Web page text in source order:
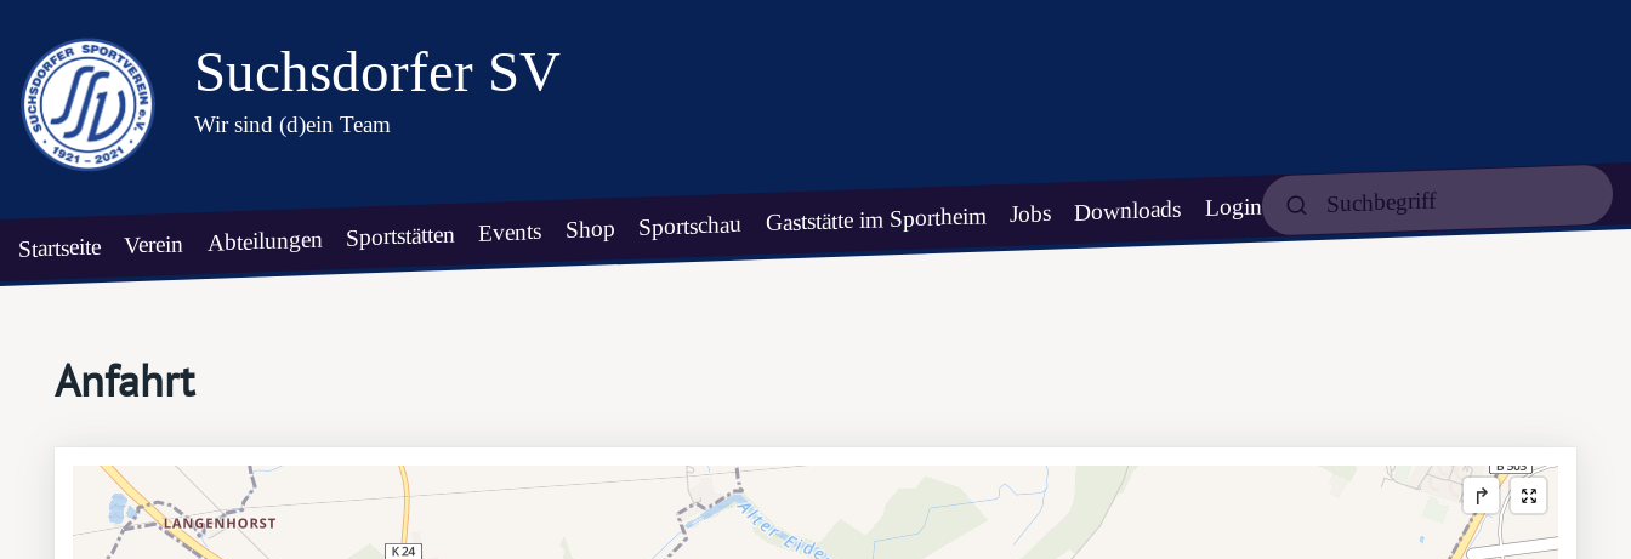
Suchsdorfer SV
Wir sind (d)ein Team
Startseite Verein Abteilungen Sportstätten Events Shop Sportschau Gaststätte im Sportheim Jobs Downloads Login
Anfahrt